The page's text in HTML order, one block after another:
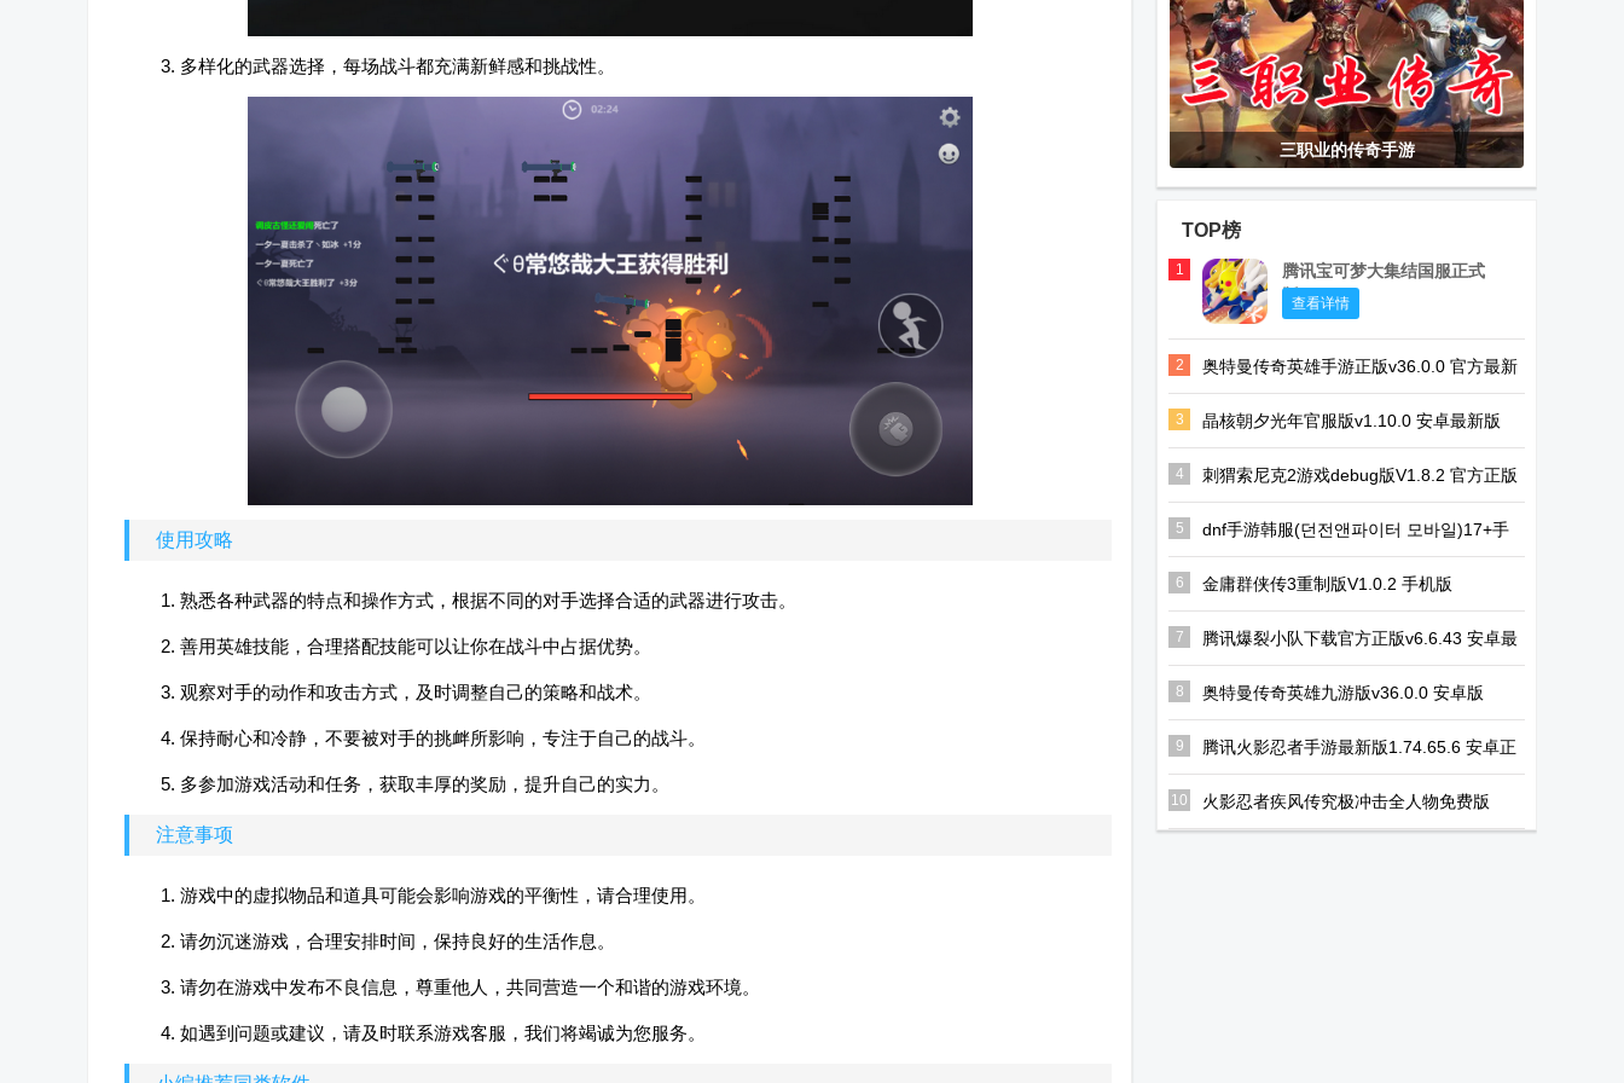
3. 多样化的武器选择，每场战斗都充满新鲜感和挑战性。
使用攻略
1. 熟悉各种武器的特点和操作方式，根据不同的对手选择合适的武器进行攻击。
2. 善用英雄技能，合理搭配技能可以让你在战斗中占据优势。
3. 观察对手的动作和攻击方式，及时调整自己的策略和战术。
4. 保持耐心和冷静，不要被对手的挑衅所影响，专注于自己的战斗。
5. 多参加游戏活动和任务，获取丰厚的奖励，提升自己的实力。
注意事项
1. 游戏中的虚拟物品和道具可能会影响游戏的平衡性，请合理使用。
2. 请勿沉迷游戏，合理安排时间，保持良好的生活作息。
3. 请勿在游戏中发布不良信息，尊重他人，共同营造一个和谐的游戏环境。
4. 如遇到问题或建议，请及时联系游戏客服，我们将竭诚为您服务。
三职业的传奇手游
TOP榜
1
腾讯宝可梦大集结国服正式
版查看详情
2
奥特曼传奇英雄手游正版v36.0.0 官方最新
版
3 晶核朝夕光年官服版v1.10.0 安卓最新版
4 刺猬索尼克2游戏debug版V1.8.2 官方正版
5
dnf手游韩服(던전앤파이터 모바일)17+手
游35.4.0安卓最新版
6 金庸群侠传3重制版V1.0.2 手机版
7
腾讯爆裂小队下载官方正版v6.6.43 安卓最
新版
8 奥特曼传奇英雄九游版v36.0.0 安卓版
9
腾讯火影忍者手游最新版1.74.65.6 安卓正
版
10
火影忍者疾风传究极冲击全人物免费版
2023.10.24.11 安卓版